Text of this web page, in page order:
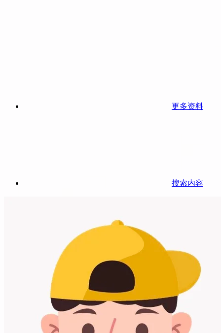
更多资料
搜索内容